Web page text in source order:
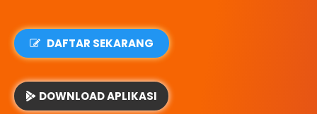
DAFTAR SEKARANG
DOWNLOAD APLIKASI